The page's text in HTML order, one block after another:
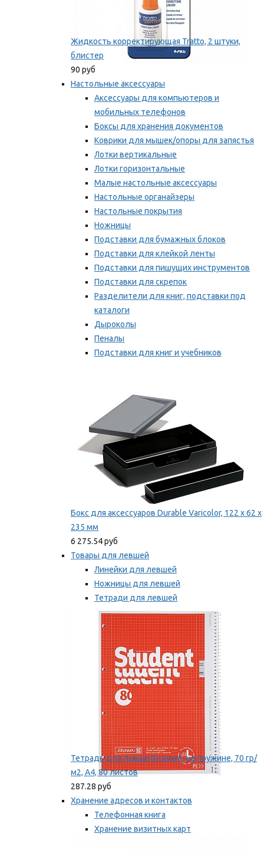
Жидкость корректирующая Tratto, 2 штуки,
блистер
90 руб
Настольные аксессуары
Аксессуары для компьютеров и
мобильных телефонов
Боксы для хранения документов
Коврики для мышек/опоры для запястья
Лотки вертикальные
Лотки горизонтальные
Малые настольные аксессуары
Настольные органайзеры
Настольные покрытия
Ножницы
Подставки для бумажных блоков
Подставки для клейкой ленты
Подставки для пишущих инструментов
Подставки для скрепок
Разделители для книг, подставки под
каталоги
Дыроколы
Пеналы
Подставки для книг и учебников
Бокс для аксессуаров Durable Varicolor, 122 x 62 x
235 мм
6 275.54 руб
Товары для левшей
Линейки для левшей
Ножницы для левшей
Тетради для левшей
Точилки для левшей
Мы рекомендуем
Тетрадь для левши Brunnen, на пружине, 70 гр/
м2, А4, 80 листов
287.28 руб
Хранение адресов и контактов
Телефонная книга
Хранение визитных карт